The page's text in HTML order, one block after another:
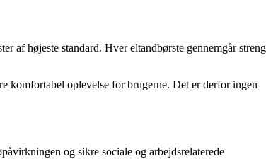
af højeste standard. Hver eltandbørste gennemgår streng
komfortabel oplevelse for brugerne. Det er derfor ingen
og sikre sociale og arbejdsrelaterede